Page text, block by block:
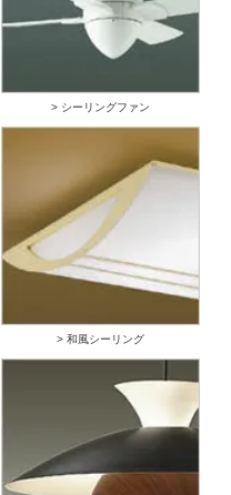
> シーリングファン
> 和風シーリング